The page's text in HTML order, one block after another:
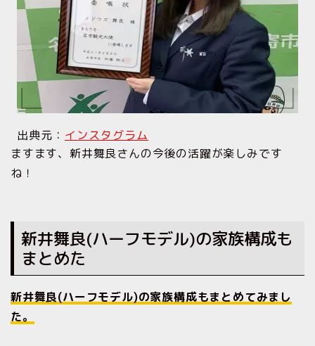
出典元： インスタグラム
ますます、新井舞良さんの今後の活躍が楽しみです
ね！
新井舞良(ハーフモデル)の家族構成も
まとめた
新井舞良(ハーフモデル)の家族構成もまとめてみまし
た。